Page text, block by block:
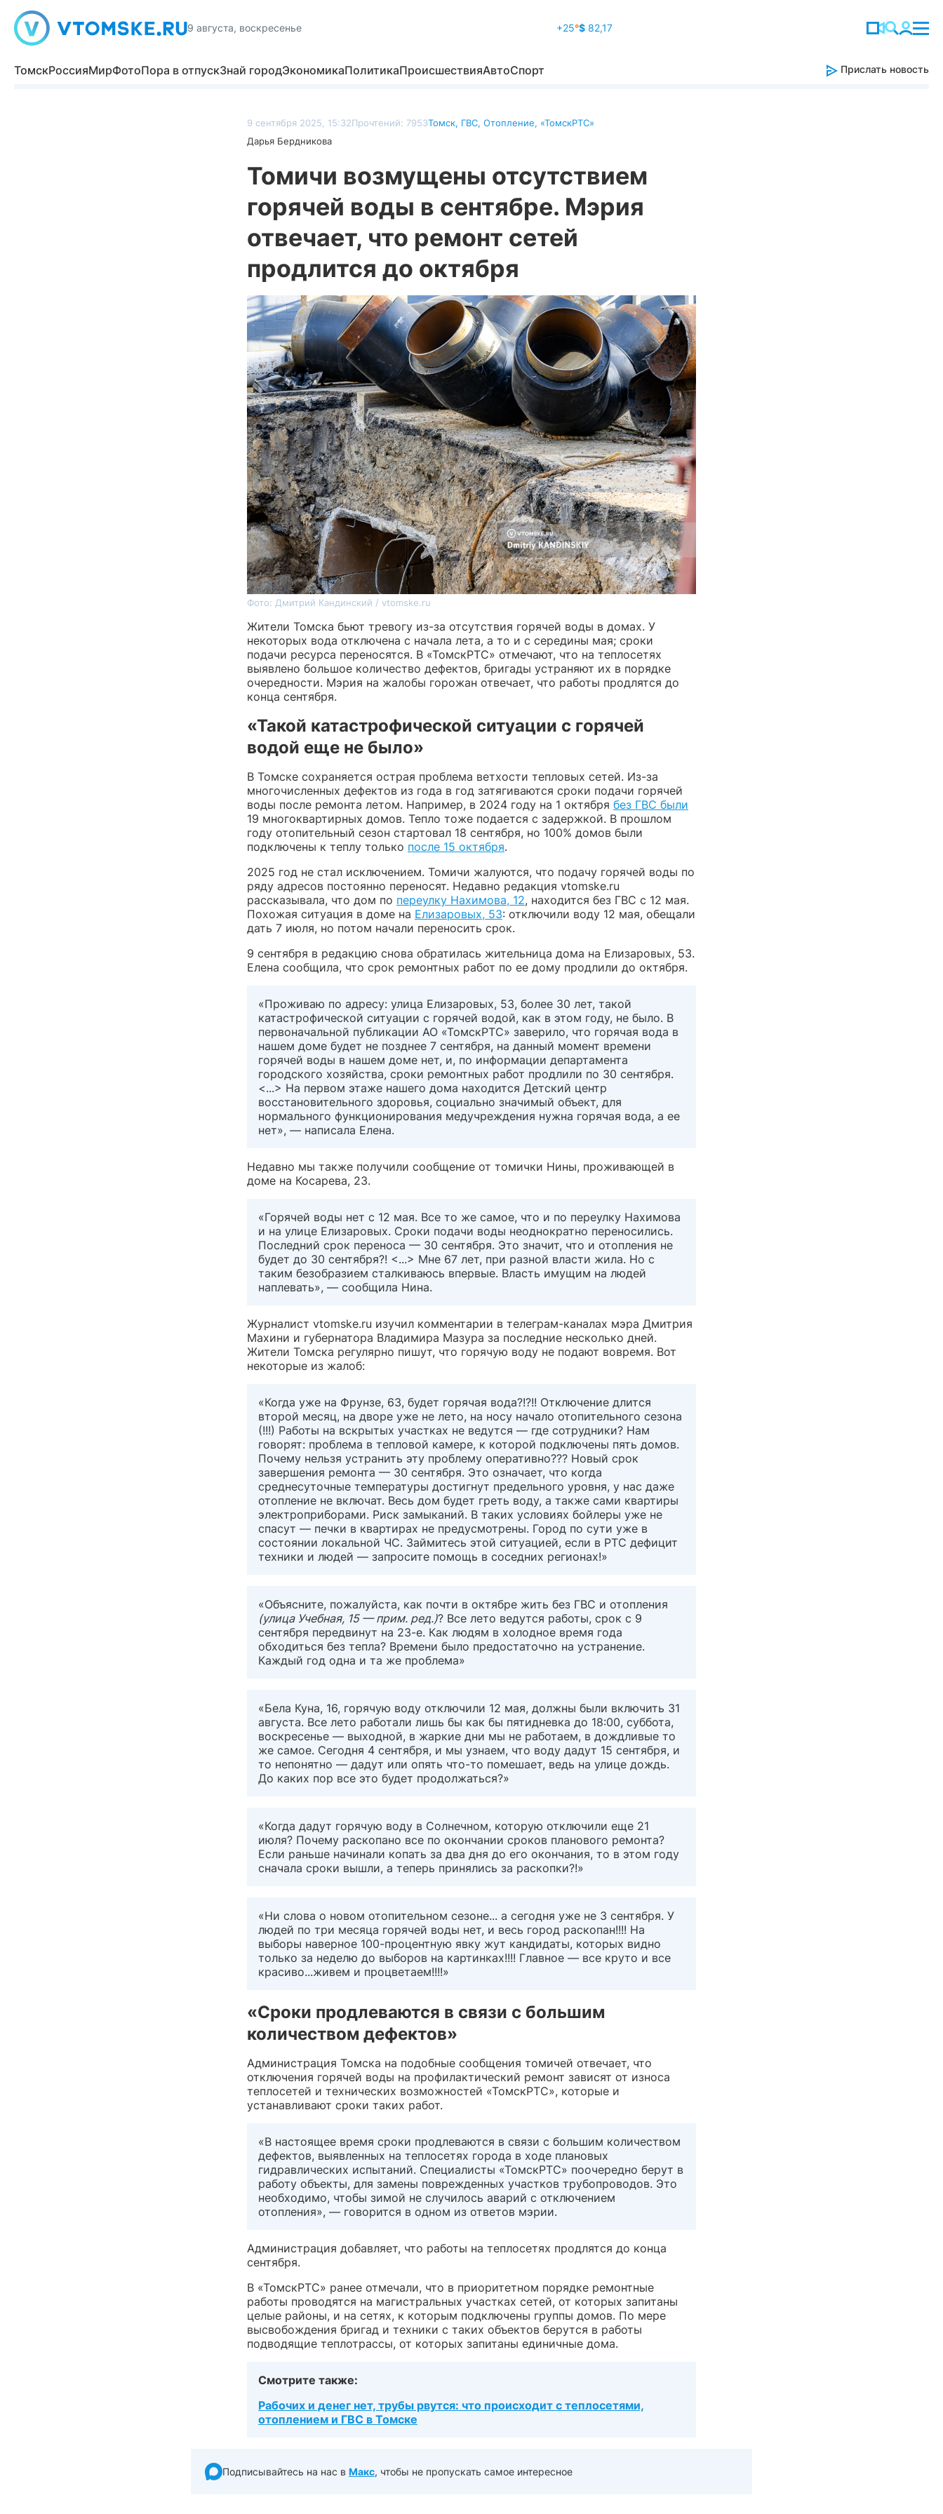
9 августа, воскресенье +25°$82,17
ТомскРоссияМирФотоПора в отпускЗнай городЭкономикаПолитикаПроисшествияАвтоСпорт Прислать новость
9 сентября 2025, 15:32Прочтений: 7953Томск, ГВС, Отопление, «ТомскРТС»
Дарья Бердникова
Томичи возмущены отсутствием
горячей воды в сентябре. Мэрия
отвечает, что ремонт сетей
продлится до октября
Фото: Дмитрий Кандинский / vtomske.ru
Жители Томска бьют тревогу из-за отсутствия горячей воды в домах. У
некоторых вода отключена с начала лета, а то и с середины мая; сроки
подачи ресурса переносятся. В «ТомскРТС» отмечают, что на теплосетях
выявлено большое количество дефектов, бригады устраняют их в порядке
очередности. Мэрия на жалобы горожан отвечает, что работы продлятся до
конца сентября.
«Такой катастрофической ситуации с горячей
водой еще не было»
В Томске сохраняется острая проблема ветхости тепловых сетей. Из-за
многочисленных дефектов из года в год затягиваются сроки подачи горячей
воды после ремонта летом. Например, в 2024 году на 1 октября без ГВС были
19 многоквартирных домов. Тепло тоже подается с задержкой. В прошлом
году отопительный сезон стартовал 18 сентября, но 100% домов были
подключены к теплу только после 15 октября.
2025 год не стал исключением. Томичи жалуются, что подачу горячей воды по
ряду адресов постоянно переносят. Недавно редакция vtomske.ru
рассказывала, что дом по переулку Нахимова, 12, находится без ГВС с 12 мая.
Похожая ситуация в доме на Елизаровых, 53: отключили воду 12 мая, обещали
дать 7 июля, но потом начали переносить срок.
9 сентября в редакцию снова обратилась жительница дома на Елизаровых, 53.
Елена сообщила, что срок ремонтных работ по ее дому продлили до октября.
«Проживаю по адресу: улица Елизаровых, 53, более 30 лет, такой
катастрофической ситуации с горячей водой, как в этом году, не было. В
первоначальной публикации АО «ТомскРТС» заверило, что горячая вода в
нашем доме будет не позднее 7 сентября, на данный момент времени
горячей воды в нашем доме нет, и, по информации департамента
городского хозяйства, сроки ремонтных работ продлили по 30 сентября.
<...> На первом этаже нашего дома находится Детский центр
восстановительного здоровья, социально значимый объект, для
нормального функционирования медучреждения нужна горячая вода, а ее
нет», — написала Елена.
Недавно мы также получили сообщение от томички Нины, проживающей в
доме на Косарева, 23.
«Горячей воды нет с 12 мая. Все то же самое, что и по переулку Нахимова
и на улице Елизаровых. Сроки подачи воды неоднократно переносились.
Последний срок переноса — 30 сентября. Это значит, что и отопления не
будет до 30 сентября?! <...> Мне 67 лет, при разной власти жила. Но с
таким безобразием сталкиваюсь впервые. Власть имущим на людей
наплевать», — сообщила Нина.
Журналист vtomske.ru изучил комментарии в телеграм-каналах мэра Дмитрия
Махини и губернатора Владимира Мазура за последние несколько дней.
Жители Томска регулярно пишут, что горячую воду не подают вовремя. Вот
некоторые из жалоб:
«Когда уже на Фрунзе, 63, будет горячая вода?!?!! Отключение длится
второй месяц, на дворе уже не лето, на носу начало отопительного сезона
(!!!) Работы на вскрытых участках не ведутся — где сотрудники? Нам
говорят: проблема в тепловой камере, к которой подключены пять домов.
Почему нельзя устранить эту проблему оперативно??? Новый срок
завершения ремонта — 30 сентября. Это означает, что когда
среднесуточные температуры достигнут предельного уровня, у нас даже
отопление не включат. Весь дом будет греть воду, а также сами квартиры
электроприборами. Риск замыканий. В таких условиях бойлеры уже не
спасут — печки в квартирах не предусмотрены. Город по сути уже в
состоянии локальной ЧС. Займитесь этой ситуацией, если в РТС дефицит
техники и людей — запросите помощь в соседних регионах!»
«Объясните, пожалуйста, как почти в октябре жить без ГВС и отопления
(улица Учебная, 15 — прим. ред.)? Все лето ведутся работы, срок с 9
сентября передвинут на 23-е. Как людям в холодное время года
обходиться без тепла? Времени было предостаточно на устранение.
Каждый год одна и та же проблема»
«Бела Куна, 16, горячую воду отключили 12 мая, должны были включить 31
августа. Все лето работали лишь бы как бы пятидневка до 18:00, суббота,
воскресенье — выходной, в жаркие дни мы не работаем, в дождливые то
же самое. Сегодня 4 сентября, и мы узнаем, что воду дадут 15 сентября, и
то непонятно — дадут или опять что-то помешает, ведь на улице дождь.
До каких пор все это будет продолжаться?»
«Когда дадут горячую воду в Солнечном, которую отключили еще 21
июля? Почему раскопано все по окончании сроков планового ремонта?
Если раньше начинали копать за два дня до его окончания, то в этом году
сначала сроки вышли, а теперь принялись за раскопки?!»
«Ни слова о новом отопительном сезоне... а сегодня уже не 3 сентября. У
людей по три месяца горячей воды нет, и весь город раскопан!!!! На
выборы наверное 100-процентную явку жут кандидаты, которых видно
только за неделю до выборов на картинках!!!! Главное — все круто и все
красиво...живем и процветаем!!!!»
«Сроки продлеваются в связи с большим
количеством дефектов»
Администрация Томска на подобные сообщения томичей отвечает, что
отключения горячей воды на профилактический ремонт зависят от износа
теплосетей и технических возможностей «ТомскРТС», которые и
устанавливают сроки таких работ.
«В настоящее время сроки продлеваются в связи с большим количеством
дефектов, выявленных на теплосетях города в ходе плановых
гидравлических испытаний. Специалисты «ТомскРТС» поочередно берут в
работу объекты, для замены поврежденных участков трубопроводов. Это
необходимо, чтобы зимой не случилось аварий с отключением
отопления», — говорится в одном из ответов мэрии.
Администрация добавляет, что работы на теплосетях продлятся до конца
сентября.
В «ТомскРТС» ранее отмечали, что в приоритетном порядке ремонтные
работы проводятся на магистральных участках сетей, от которых запитаны
целые районы, и на сетях, к которым подключены группы домов. По мере
высвобождения бригад и техники с таких объектов берутся в работы
подводящие теплотрассы, от которых запитаны единичные дома.
Смотрите также:
Рабочих и денег нет, трубы рвутся: что происходит с теплосетями,
отоплением и ГВС в Томске
Подписывайтесь на нас в Макс, чтобы не пропускать самое интересное